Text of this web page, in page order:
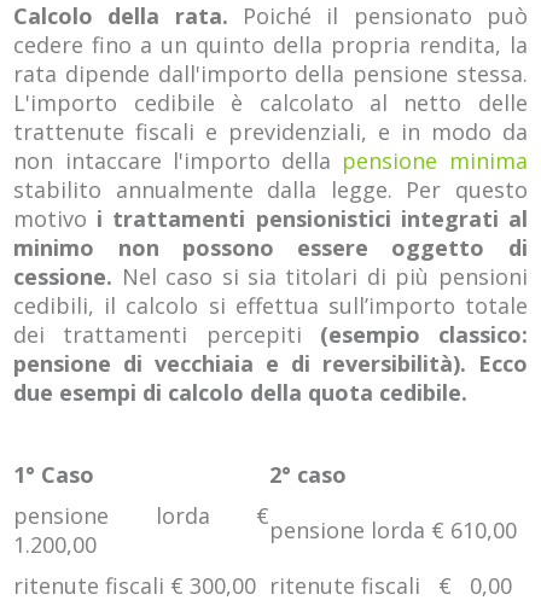
Calcolo della rata. Poiché il pensionato può
cedere fino a un quinto della propria rendita, la
rata dipende dall'importo della pensione stessa.
L'importo cedibile è calcolato al netto delle
trattenute fiscali e previdenziali, e in modo da
non intaccare l'importo della pensione minima
stabilito annualmente dalla legge. Per questo
motivo i trattamenti pensionistici integrati al
minimo non possono essere oggetto di
cessione. Nel caso si sia titolari di più pensioni
cedibili, il calcolo si effettua sull’importo totale
dei trattamenti percepiti (esempio classico:
pensione di vecchiaia e di reversibilità). Ecco
due esempi di calcolo della quota cedibile.
1° Caso
2° caso
pensione lorda €
1.200,00
pensione lorda € 610,00
ritenute fiscali € 300,00 ritenute fiscali € 0,00